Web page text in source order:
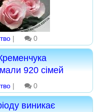
| 0
920 сімей
| 0
виникає